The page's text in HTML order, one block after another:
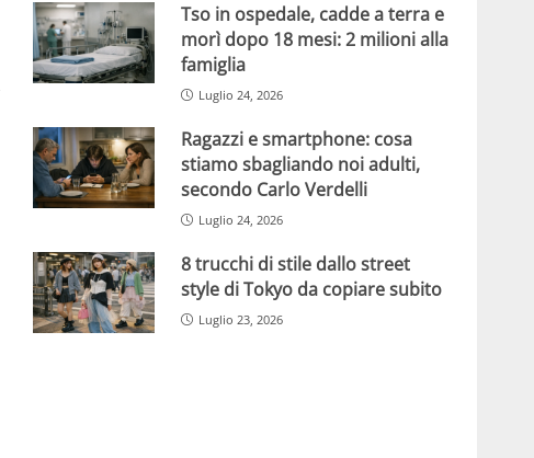
Tso in ospedale, cadde a terra e
morì dopo 18 mesi: 2 milioni alla
famiglia
Luglio 24, 2026
Ragazzi e smartphone: cosa
stiamo sbagliando noi adulti,
secondo Carlo Verdelli
Luglio 24, 2026
8 trucchi di stile dallo street
style di Tokyo da copiare subito
Luglio 23, 2026